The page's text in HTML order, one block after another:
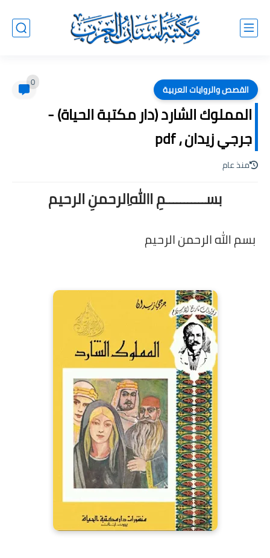
القصص والروايات العربية 0
المملوك الشارد (دار مكتبة الحياة) -
جرجي زيدان ، pdf
منذ عام
بســـــــــــمِ اﷲِالرحمنِ الرحيم
بسم الله الرحمن الرحيم